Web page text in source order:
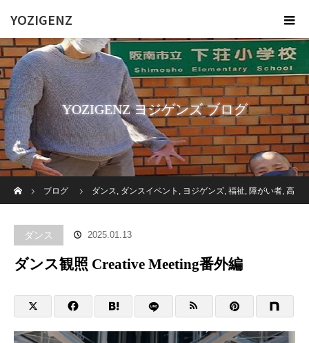
YOZIGENZ
YOZIGENZ ヨジゲンズ ブログ
ブログ
ダンス, ダンスイベント , ヨジゲンズ, 福祉, 障がい者, 高
ダンス 2025.01.13
ダンス観照 Creative Meeting番外編